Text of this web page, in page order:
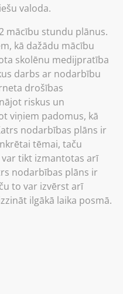
valoda.
mācību stundu plānus.
kā dažādu mācību
skolēnu medijpratība
darbs ar nodarbību
drošības
riskus un
viņiem padomus, kā
nodarbības plāns ir
tēmai, taču
tikt izmantotas arī
nodarbības plāns ir
to var izvērst arī
ilgākā laika posmā.